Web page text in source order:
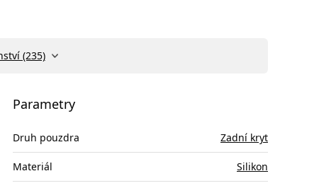
(235)
Parametry
Druh pouzdra Zadní kryt
Materiál Silikon